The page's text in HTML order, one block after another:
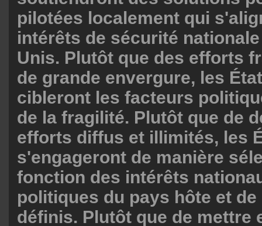
pilotées localement qui
intérêts de sécurité
Unis. Plutôt que des efforts
de grande envergure, les
cibleront les facteurs
de la fragilité. Plutôt que de
efforts diffus et illimités, les
s'engageront de manière
fonction des intérêts
politiques du pays hôte et
définis. Plutôt que de mettre